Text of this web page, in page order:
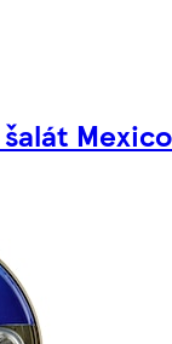
Mexico